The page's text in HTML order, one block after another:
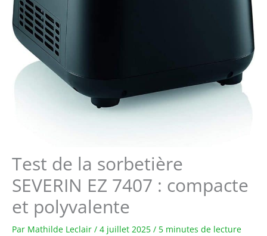
Test de la sorbetière
SEVERIN EZ 7407 : compacte
et polyvalente
Par Mathilde Leclair / 4 juillet 2025 / 5 minutes de lecture